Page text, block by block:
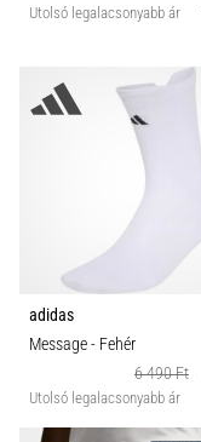
Utolsó legalacsonyabb ár
adidas
Message- Fehér
6 490 Ft
Utolsó legalacsonyabb ár